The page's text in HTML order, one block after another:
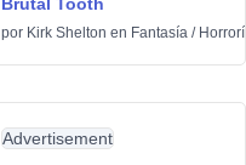
por Kirk Shelton en Fantasía /
Advertisement